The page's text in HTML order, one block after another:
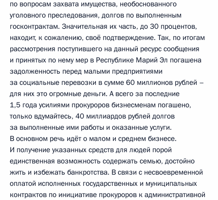
по вопросам захвата имущества, необоснованного
уголовного преследования, долгов по выполненным
госконтрактам. Значительная их часть, до 30 процентов,
находит, к сожалению, своё подтверждение. Так, по итогам
рассмотрения поступившего на данный ресурс сообщения
и принятых по нему мер в Республике Марий Эл погашена
задолженность перед малыми предприятиями
за социальные перевозки в сумме 60 миллионов рублей –
для них это огромные деньги. А всего за последние
1,5 года усилиями прокуроров бизнесменам погашено,
только вдумайтесь, 40 миллиардов рублей долгов
за выполненные ими работы и оказанные услуги.
В основном речь идёт о малом и среднем бизнесе.
И получение указанных средств для людей порой
единственная возможность содержать семью, достойно
жить и избежать банкротства. В связи с несвоевременной
оплатой исполненных государственных и муниципальных
контрактов по инициативе прокуроров к административной